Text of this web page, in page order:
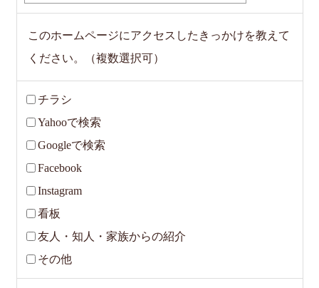
このホームページにアクセスしたきっかけを教えて
ください。（複数選択可）
チラシ
Yahooで検索
Googleで検索
Facebook
Instagram
看板
友人・知人・家族からの紹介
その他